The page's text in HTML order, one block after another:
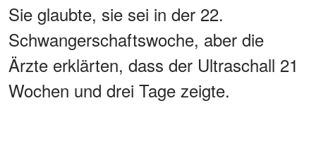
Sie glaubte, sie sei in der 22.
Schwangerschaftswoche, aber die
Ärzte erklärten, dass der Ultraschall 21
Wochen und drei Tage zeigte.